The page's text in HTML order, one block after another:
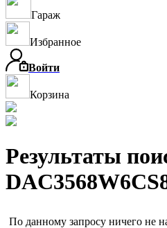
Гараж
Избранное
Войти
Корзина
Результаты
По данному запросу ничего не